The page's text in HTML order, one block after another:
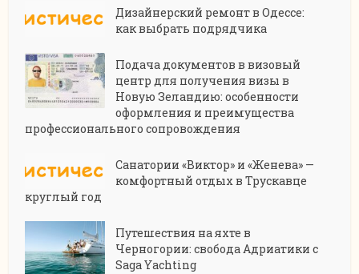
Дизайнерский ремонт в Одессе:
как выбрать подрядчика
Подача документов в визовый
центр для получения визы в
Новую Зеландию: особенности
оформления и преимущества
профессионального сопровождения
Санатории «Виктор» и «Женева» —
комфортный отдых в Трускавце
круглый год
Путешествия на яхте в
Черногории: свобода Адриатики с
Saga Yachting